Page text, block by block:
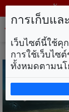
วัน
การเก็บแล
เว็บไซต์นี้ใช้คุ
การใช้เว็บไซ
ทั้งหมดตามนโ